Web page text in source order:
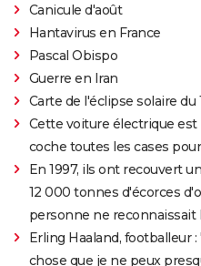
Canicule d'août
Hantavirus en France
Pascal Obispo
Guerre en Iran
Carte de l'éclipse solaire du
Cette voiture électrique est
coche toutes les cases
En 1997, ils ont recouvert
12 000 tonnes d'écorces
personne ne reconnaissait
Erling Haaland, footballeur
chose que je ne peux